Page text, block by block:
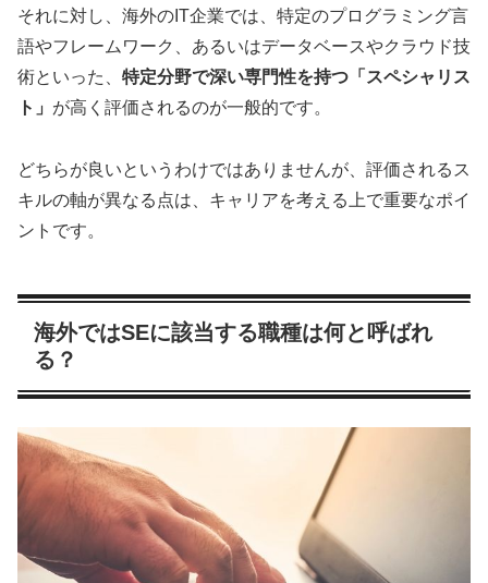
それに対し、海外のIT企業では、特定のプログラミング言
語やフレームワーク、あるいはデータベースやクラウド技
術といった、 特定分野で深い専門性を持つ「スペシャリス
ト」 が高く評価されるのが一般的です。
どちらが良いというわけではありませんが、評価されるス
キルの軸が異なる点は、キャリアを考える上で重要なポイ
ントです。
海外ではSEに該当する職種は何と呼ばれ
る？